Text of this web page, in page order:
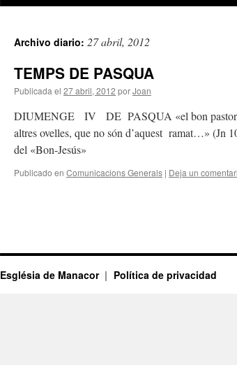
Archivo diario: 27 abril, 2012
TEMPS DE PASQUA
Publicada el 27 abril, 2012 porJoan
DIUMENGE IV DE PASQUA «el bon pastor
altres ovelles, que no són d’aquest ramat…»
del «Bon-Jesús»
Publicado en Comunicacions Generals | Deja un
Església de Manacor Política de privacidad